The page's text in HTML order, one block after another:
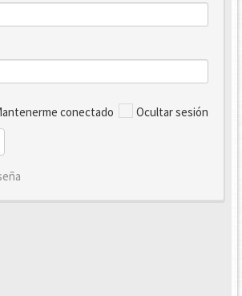
conectado Ocultar sesión